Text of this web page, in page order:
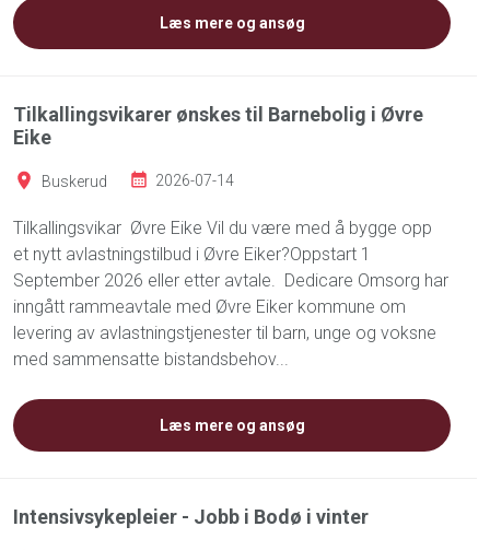
Læs mere og ansøg
Tilkallingsvikarer ønskes til Barnebolig i Øvre
Eike
Buskerud 2026-07-14
Tilkallingsvikar Øvre Eike Vil du være med å bygge opp
et nytt avlastningstilbud i Øvre Eiker?Oppstart 1
September 2026 eller etter avtale. Dedicare Omsorg har
inngått rammeavtale med Øvre Eiker kommune om
levering av avlastningstjenester til barn, unge og voksne
med sammensatte bistandsbehov...
Læs mere og ansøg
Intensivsykepleier - Jobb i Bodø i vinter